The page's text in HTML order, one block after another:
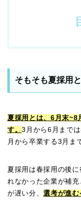
そもそも夏採用
夏採用とは、6月末~8
す。3月から6月まで
月から卒業する3月ま
夏採用は春採用の後
れなかった企業が補
が遅い分、選考が進